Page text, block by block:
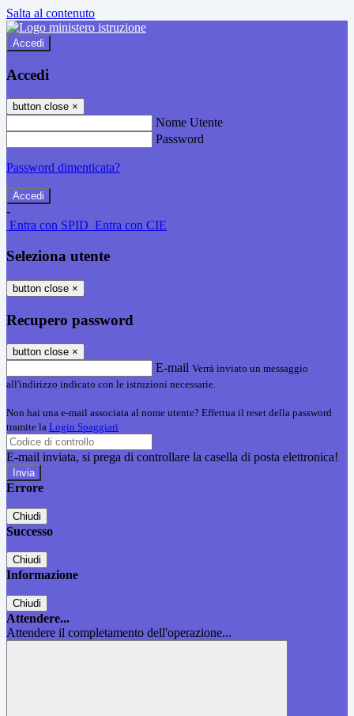
Salta al contenuto
Accedi
Accedi
button close ×
Nome Utente
Password
Password dimenticata?
-
Entra con SPID Entra con CIE
Seleziona utente
button close ×
Recupero password
button close ×
E-mail Verrà inviato un messaggio
all'indirizzo indicato con le istruzioni necessarie.
Non hai una e-mail associata al nome utente? Effettua il reset della password
tramite la Login Spaggiari
E-mail inviata, si prega di controllare la casella di posta elettronica!
Errore
Chiudi
Successo
Chiudi
Informazione
Chiudi
Attendere...
Attendere il completamento dell'operazione...